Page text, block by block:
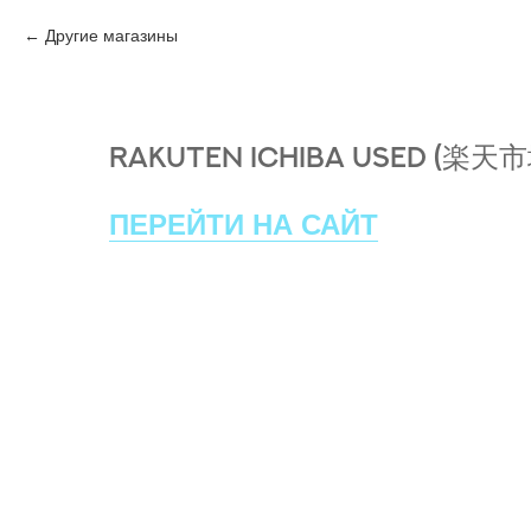
Другие магазины
RAKUTEN ICHIBA USED (楽天
ПЕРЕЙТИ НА САЙТ